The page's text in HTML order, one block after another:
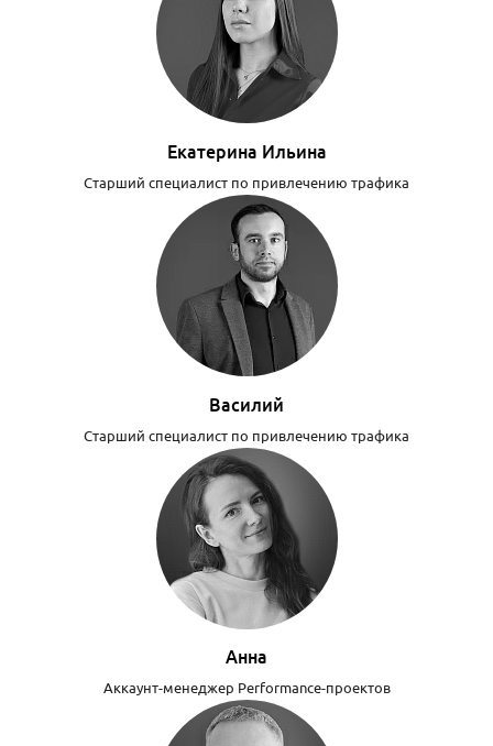
Екатерина Ильина
Старший специалист по привлечению трафика
Василий
Старший специалист по привлечению трафика
Анна
Аккаунт-менеджер Performance-проектов